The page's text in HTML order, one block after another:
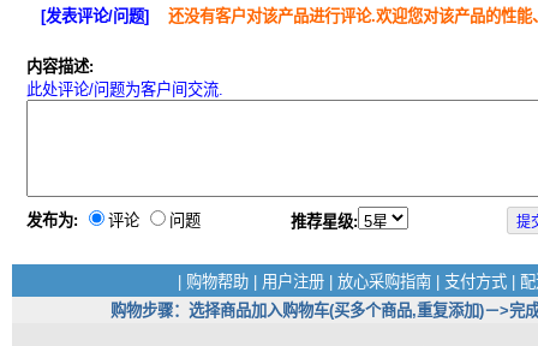
[发表评论/问题] 还没有客户对该产品进行评论.欢迎您对该产品的性
内容描述:
此处评论/问题为客户间交流.
发布为: 评论 问题 推荐星级:
购物帮助 用户注册 放心采购指南 支付方式
购物步骤：选择商品加入购物车(买多个商品,重复添加)－>